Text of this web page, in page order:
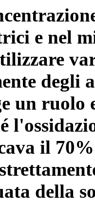
e nel
degli
un ruolo
il
della